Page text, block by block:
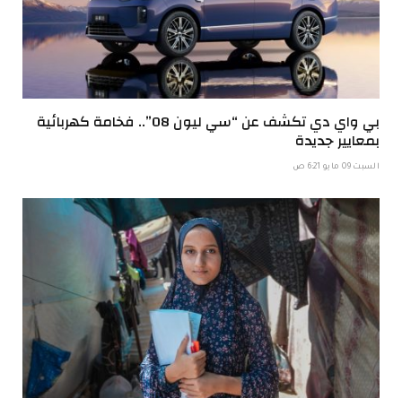
بي واي دي تكشف عن “سي ليون 08”.. فخامة كهربائية
بمعايير جديدة
السبت 09 مايو 6:21 ص